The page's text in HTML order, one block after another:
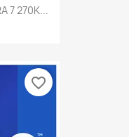
7 270K...
favorite_border